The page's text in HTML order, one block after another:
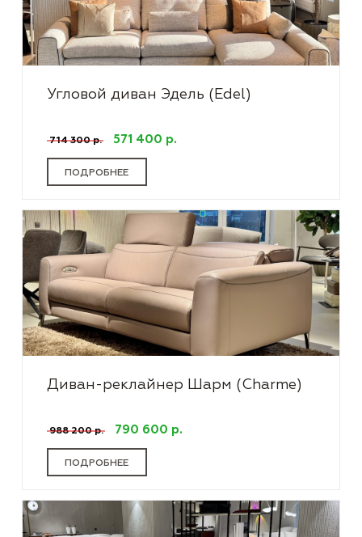
Угловой диван Эдель (Edel)
714 300 р. 571 400 р.
ПОДРОБНЕЕ
Диван-реклайнер Шарм (Charme)
988 200 р. 790 600 р.
ПОДРОБНЕЕ